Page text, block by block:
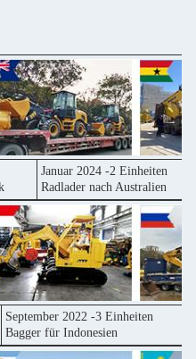
Januar 2024 -2 Einheiten
Radlader nach Australien
September 2022 -3 Einheiten
Bagger für Indonesien